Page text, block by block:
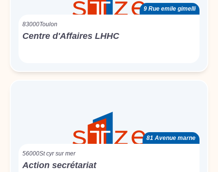
9 Rue emile gimelli
83000Toulon
Centre d'Affaires LHHC
81 Avenue marne
56000St cyr sur mer
Action secrétariat